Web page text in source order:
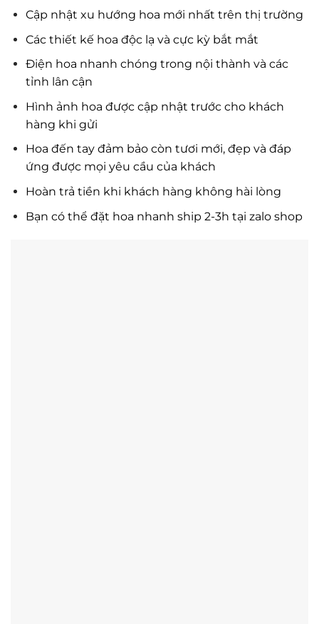
Cập nhật xu hướng hoa mới nhất trên thị trường
Các thiết kế hoa độc lạ và cực kỳ bắt mắt
Điện hoa nhanh chóng trong nội thành và các
tỉnh lân cận
Hình ảnh hoa được cập nhật trước cho khách
hàng khi gửi
Hoa đến tay đảm bảo còn tươi mới, đẹp và đáp
ứng được mọi yêu cầu của khách
Hoàn trả tiền khi khách hàng không hài lòng
Bạn có thể đặt hoa nhanh ship 2-3h tại zalo shop